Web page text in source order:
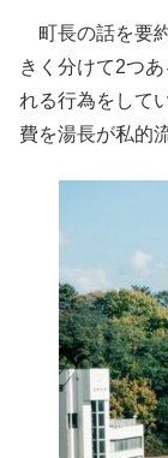
町長の話を要
きく分けて2つ
れる行為をして
費を湯長が私的